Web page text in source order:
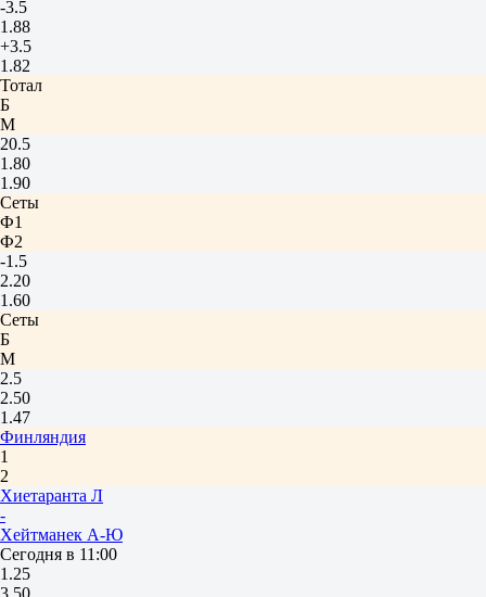
-3.5
1.88
+3.5
1.82
Тотал
Б
М
20.5
1.80
1.90
Сеты
Ф1
Ф2
-1.5
2.20
1.60
Сеты
Б
М
2.5
2.50
1.47
Финляндия
1
2
Хиетаранта Л
-
Хейтманек А-Ю
Сегодня в 11:00
1.25
3.50